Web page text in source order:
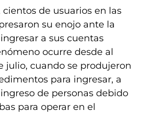
de usuarios en las
su enojo ante la
a sus cuentas
ocurre desde al
julio, cuando se produjeron
para ingresar, a
de personas debido
para operar en el